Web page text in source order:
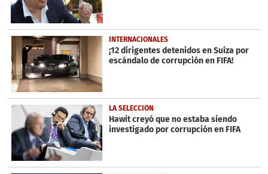
INTERNACIONALES
¡12 dirigentes detenidos en Suiza por
escándalo de corrupción en FIFA!
LA SELECCIÓN
Hawit creyó que no estaba siendo
investigado por corrupción en FIFA